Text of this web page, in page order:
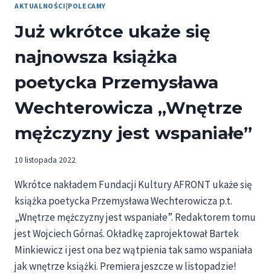
AKTUALNOŚCI |POLECAMY
Już wkrótce ukaże się
najnowsza książka
poetycka Przemysława
Wechterowicza „Wnętrze
mężczyzny jest wspaniałe”
10 listopada 2022
Wkrótce nakładem Fundacji Kultury AFRONT ukaże się
książka poetycka Przemysława Wechterowicza p.t.
„Wnętrze mężczyzny jest wspaniałe”. Redaktorem tomu
jest Wojciech Górnaś. Okładkę zaprojektował Bartek
Minkiewicz i jest ona bez wątpienia tak samo wspaniała
jak wnętrze książki. Premiera jeszcze w listopadzie!